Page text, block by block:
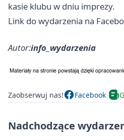
kasie klubu w dniu imprezy.
Link do wydarzenia na
Autor:info_wydarzenia
Zaobserwuj nas! Facebook
Nadchodzące